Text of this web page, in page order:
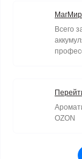
Всего
OZON